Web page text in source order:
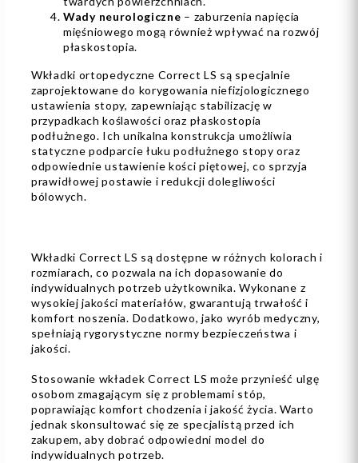
Wady neurologiczne – zaburzenia napięcia
mięśniowego mogą również wpływać na rozwój
płaskostopia.
Wkładki ortopedyczne Correct LS są specjalnie
zaprojektowane do korygowania niefizjologicznego
ustawienia stopy, zapewniając stabilizację w
przypadkach koślawości oraz płaskostopia
podłużnego. Ich unikalna konstrukcja umożliwia
statyczne podparcie łuku podłużnego stopy oraz
odpowiednie ustawienie kości piętowej, co sprzyja
prawidłowej postawie i redukcji dolegliwości
bólowych.
Wkładki Correct LS są dostępne w różnych kolorach i
rozmiarach, co pozwala na ich dopasowanie do
indywidualnych potrzeb użytkownika. Wykonane z
wysokiej jakości materiałów, gwarantują trwałość i
komfort noszenia. Dodatkowo, jako wyrób medyczny,
spełniają rygorystyczne normy bezpieczeństwa i
jakości.
Stosowanie wkładek Correct LS może przynieść ulgę
osobom zmagającym się z problemami stóp,
poprawiając komfort chodzenia i jakość życia. Warto
jednak skonsultować się ze specjalistą przed ich
zakupem, aby dobrać odpowiedni model do
indywidualnych potrzeb.